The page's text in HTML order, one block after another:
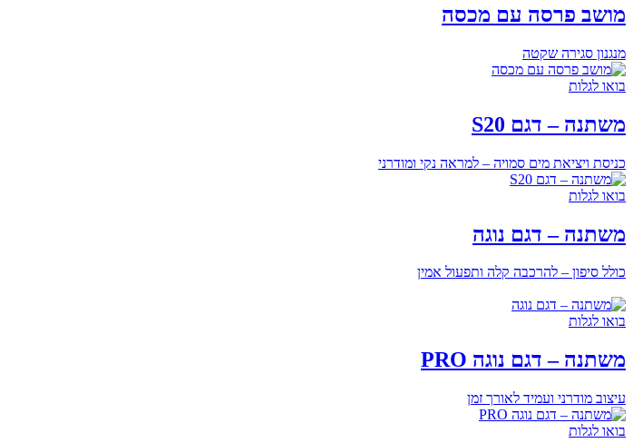
מושב פרסה עם מכסה
מנגנון סגירה שקטה
בואו לגלות
משתנה – דגם S20
כניסת ויציאת מים סמויה – למראה נקי ומודרני
בואו לגלות
משתנה – דגם נוגה
כולל סיפון – להרכבה קלה ותפעול אמין
בואו לגלות
משתנה – דגם נוגה PRO
עיצוב מודרני ועמיד לאורך זמן
בואו לגלות